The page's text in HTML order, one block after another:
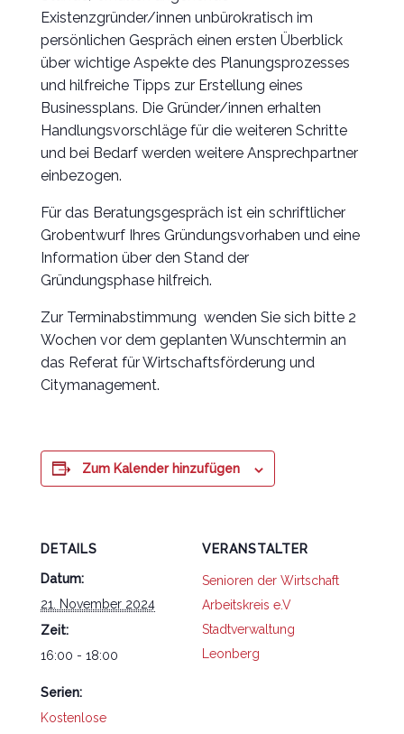
Existenzgründer/innen unbürokratisch im
persönlichen Gespräch einen ersten Überblick
über wichtige Aspekte des Planungsprozesses
und hilfreiche Tipps zur Erstellung eines
Businessplans. Die Gründer/innen erhalten
Handlungsvorschläge für die weiteren Schritte
und bei Bedarf werden weitere Ansprechpartner
einbezogen.
Für das Beratungsgespräch ist ein schriftlicher
Grobentwurf Ihres Gründungsvorhaben und eine
Information über den Stand der
Gründungsphase hilfreich.
Zur Terminabstimmung wenden Sie sich bitte 2
Wochen vor dem geplanten Wunschtermin an
das Referat für Wirtschaftsförderung und
Citymanagement.
Zum Kalender hinzufügen
DETAILS
Datum:
21. November 2024
Zeit:
16:00 - 18:00
Serien:
Kostenlose
VERANSTALTER
Senioren der Wirtschaft
Arbeitskreis e.V
Stadtverwaltung
Leonberg